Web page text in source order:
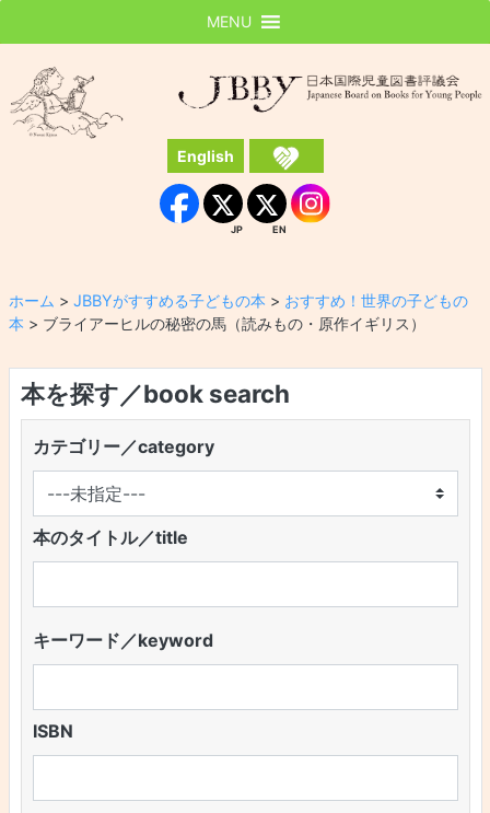
JBBY
English
Facebook
JP
JP
EN
EN Instagram
MENU
ホーム > JBBYがすすめる子どもの本 > おすすめ！世界の子どもの
本 > ブライアーヒルの秘密の馬（読みもの・原作イギリス）
本を探す／book search
カテゴリー／category
本のタイトル／title
キーワード／keyword
ISBN